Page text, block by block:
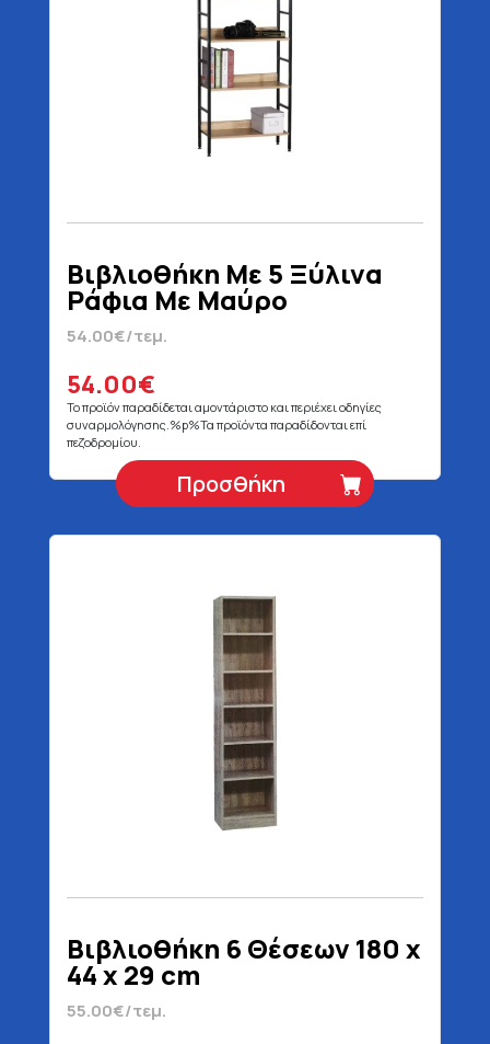
Βιβλιοθήκη Με 5 Ξύλινα
Ράφια Με Μαύρο
Μεταλλικό Σκελετό 60 x 28
x 160 cm
54.00€/τεμ.
54.00€
Το προϊόν παραδίδεται αμοντάριστο και περιέχει οδηγίες
συναρμολόγησης.%p%Τα προϊόντα παραδίδονται επί
πεζοδρομίου.
Προσθήκη
Βιβλιοθήκη 6 Θέσεων 180 x
44 x 29 cm
55.00€/τεμ.